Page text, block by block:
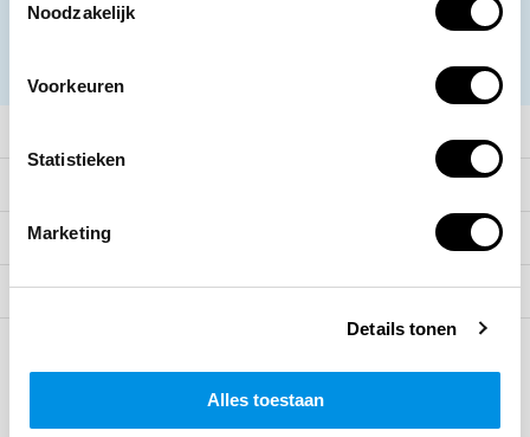
Noodzakelijk
Voorkeuren
Statistieken
Marketing
Details tonen
Alles toestaan
Abonneer
Mijn account
Categorieën